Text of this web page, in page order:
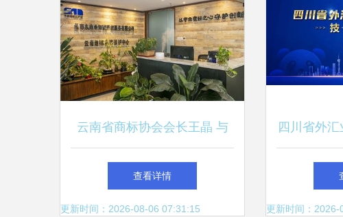
云南省商标协会会长王晶 与
昆明网络技术服务强强联手，
共助云品出滇
查看详情
更新时间：2026-08-06 07:31:15
四川省外
竞赛雅安
明网络技术
更新时间：2026-